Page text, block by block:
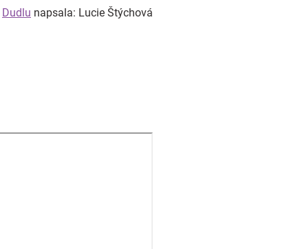
Dudlu napsala: Lucie Štýchová